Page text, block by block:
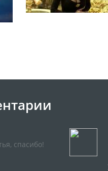
спасибо!